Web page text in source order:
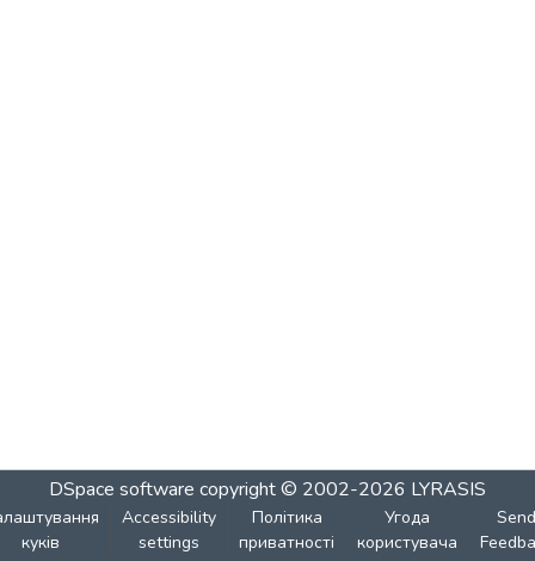
DSpace software copyright © 2002-2026 LYRASIS
куків
Accessibility
settings
Політика
приватності
Угода
користувача
Send